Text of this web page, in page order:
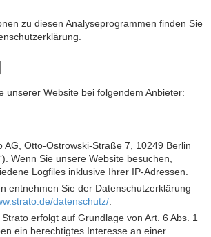
zu diesen Analyseprogrammen finden Sie
unserer Website bei folgendem Anbieter:
AG, Otto-Ostrowski-Straße 7, 10249 Berlin
Wenn Sie unsere Website besuchen,
Logfiles inklusive Ihrer IP-Adressen.
entnehmen Sie der Datenschutzerklärung
datenschutz/
erfolgt auf Grundlage von Art. 6 Abs. 1
ein berechtigtes Interesse an einer